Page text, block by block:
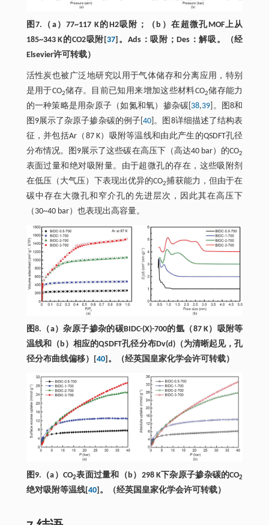
图7.（a）77~117 K的H2吸附；（b）在超微孔MOF上从
185~343 K的CO2吸附[37]。Ads：吸附；Des：解吸。（经
Elsevier许可转载）
活性炭也被广泛地研究以用于气体储存和分离应用，特别
是用于CO2储存。目前已知用来增加这些材料CO2储存能力
的一种策略是用杂原子（如氮和氧）掺杂碳[ 38,39 ]。图8和
图9展示了杂原子掺杂碳的例子[40 ]。图8详细描述了结构表
征，并包括Ar（87 K）吸附等温线和由此产生的QSDFT孔径
分布情况。图9展示了这些碳在高压下（高达40 bar）的CO2
表面过量和绝对吸附量。由于超微孔的存在，这些吸附剂
在低压（大气压）下表现出优异的CO2捕获能力，但由于在
碳中存在大微孔和窄介孔的先进层次，因此其在高压下
（30~40 bar）也表现出高容量。
图8.（a）杂原子掺杂的碳BIDC-(X)-700的氩（87 K）吸附等
温线和（b）相应的QSDFT孔径分布Dv(d)（为清晰起见，孔
径分布曲线偏移）[40]。（经英国皇家化学会许可转载）
图9.（a）CO2表面过量和（b）298 K下杂原子掺杂碳的CO2
绝对吸附等温线[40]。（经英国皇家化学会许可转载）